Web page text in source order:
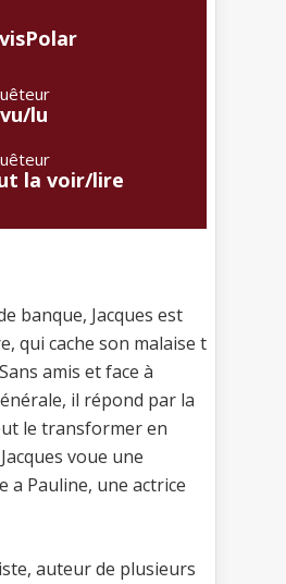
lu
la voir/lire
banque, Jacques est
qui cache son malaise t
amis et face à
il répond par la
le transformer en
voue une
a Pauline, une actrice
auteur de plusieurs